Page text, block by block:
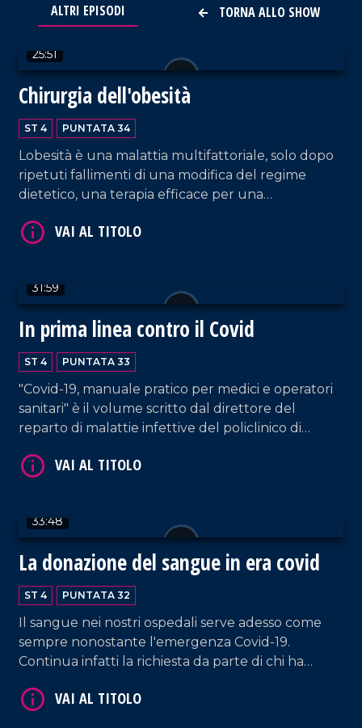
TORNA ALLO SHOW
ALTRI EPISODI
25:51
Chirurgia dell'obesità
ST 4 PUNTATA 34
Lobesità è una malattia multifattoriale, solo dopo
ripetuti fallimenti di una modifica del regime
dietetico, una terapia efficace per una
la<b> </b>chirurgia bariatrica. Un intervento che
struttura del gruppo IGreco Ospedali Riuniti,
convenzionata con il Sistema Sanitario Nazionale,
grazie alla professionalità del professore Marco
Anselmino, ospite, insieme al responsabile del
gruppo IGreco, Giancarlo Greco, di questa
puntata di LaC Salute curata da Rossella Galati.
VAI AL TITOLO
31:59
In prima linea contro il Covid
ST 4 PUNTATA 33
"Covid-19, manuale pratico per medici e operatori
sanitari" è il volume scritto dal direttore del
reparto di malattie infettive del policlinico di
dettagli del libro, in questa puntata di LaC Salute
catanzarese. Nel corso della puntata spazio anche
alla toccante testimonianza di Anna Rotella,
infermiera, da subito in prima linea in questa
battaglia contro un nemico invisibile.
VAI AL TITOLO
33:48
La donazione del sangue in era covid
ST 4 PUNTATA 32
Il sangue nei nostri ospedali serve adesso come
sempre nonostante l'emergenza Covid-19.
Continua infatti la richiesta da parte di chi ha
che ne richiedano l'utilizzo. Se ne parla in questa
VAI AL TITOLO
VAI AL TITOLO